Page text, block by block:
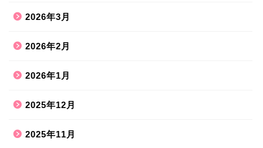
2026年3月
2026年2月
2026年1月
2025年12月
2025年11月